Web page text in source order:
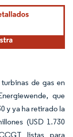
de gas en
que
y ya ha retirado la
(USD 1.730
listas para